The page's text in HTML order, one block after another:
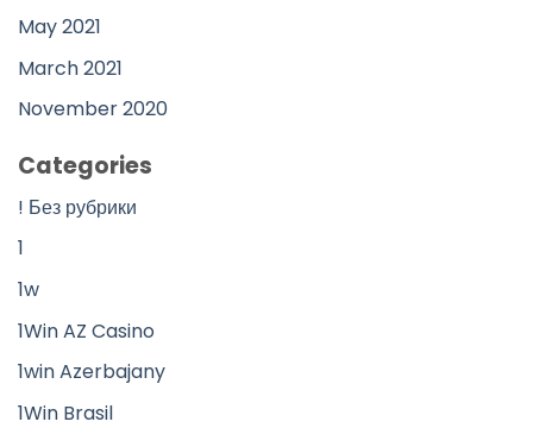
May 2021
March 2021
November 2020
Categories
! Без рубрики
1
1w
1Win AZ Casino
1win Azerbajany
1Win Brasil